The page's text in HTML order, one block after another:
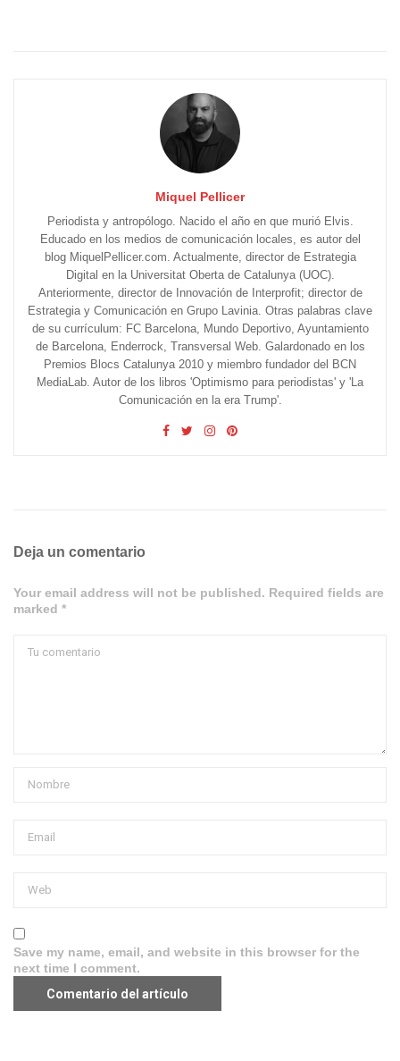
Miquel Pellicer
Periodista y antropólogo. Nacido el año en que murió Elvis.
Educado en los medios de comunicación locales, es autor del
blog MiquelPellicer.com. Actualmente, director de Estrategia
Digital en la Universitat Oberta de Catalunya (UOC).
Anteriormente, director de Innovación de Interprofit; director de
Estrategia y Comunicación en Grupo Lavinia. Otras palabras clave
de su currículum: FC Barcelona, Mundo Deportivo, Ayuntamiento
de Barcelona, Enderrock, Transversal Web. Galardonado en los
Premios Blocs Catalunya 2010 y miembro fundador del BCN
MediaLab. Autor de los libros 'Optimismo para periodistas' y 'La
Comunicación en la era Trump'.
Deja un comentario
Your email address will not be published. Required fields are
marked *
Save my name, email, and website in this browser for the
next time I comment.